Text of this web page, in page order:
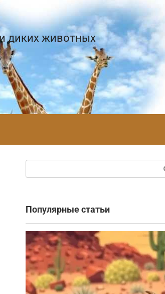
диких животных
Популярные статьи